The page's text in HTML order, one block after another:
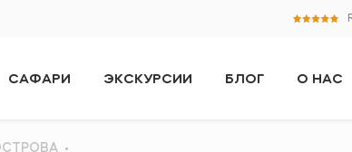
САФАРИ ЭКСКУРСИИ БЛОГ О НАС